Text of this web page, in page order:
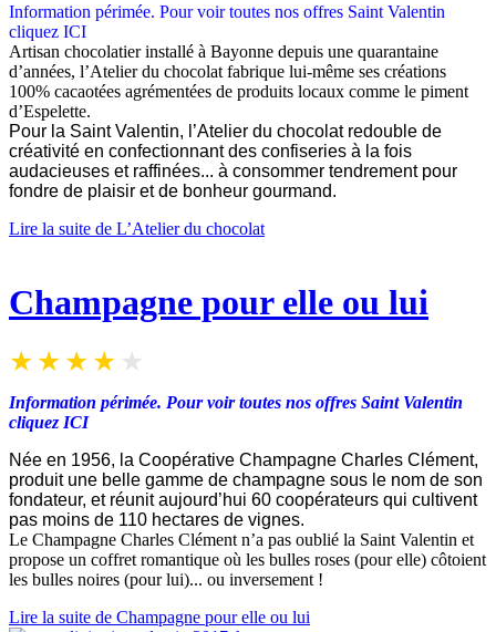
Information périmée. Pour voir toutes nos offres Saint Valentin
cliquez ICI
Artisan chocolatier installé à Bayonne depuis une quarantaine
d’années, l’Atelier du chocolat fabrique lui-même ses créations
100% cacaotées agrémentées de produits locaux comme le piment
d’Espelette.
Pour la Saint Valentin, l’Atelier du chocolat redouble de
créativité en confectionnant des confiseries à la fois
audacieuses et raffinées... à consommer tendrement pour
fondre de plaisir et de bonheur gourmand.
Lire la suite de L’Atelier du chocolat
Champagne pour elle ou lui
Information périmée. Pour voir toutes nos offres Saint Valentin
cliquez ICI
Née en 1956, la Coopérative Champagne Charles Clément,
produit une belle gamme de champagne sous le nom de son
fondateur, et réunit aujourd’hui 60 coopérateurs qui cultivent
pas moins de 110 hectares de vignes.
Le Champagne Charles Clément n’a pas oublié la Saint Valentin et
propose un coffret romantique où les bulles roses (pour elle) côtoient
les bulles noires (pour lui)... ou inversement !
Lire la suite de Champagne pour elle ou lui